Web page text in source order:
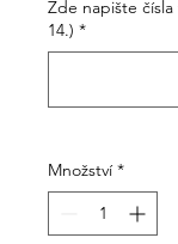
Zde napište
14.) *
Množství *